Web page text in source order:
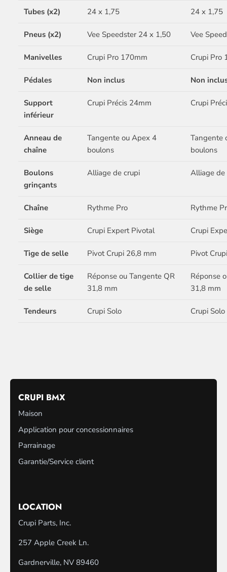
Tubes (x2) 24 x 1,75 24 x 1,75
Pneus (x2) Vee Speedster 24 x 1,50 Vee
Manivelles Crupi Pro 170mm Crupi Pro
Pédales Non inclus Non
Support
inférieur
Crupi Précis 24mm Crupi
Anneau de
chaîne
Tangente ou Apex 4
boulons
Tangente
boulons
Boulons
grinçants
Alliage de crupi Alliage de
Chaîne Rythme Pro Rythme
Siège Crupi Expert Pivotal Crupi
Tige de selle Pivot Crupi 26,8 mm Pivot
Collier de tige
de selle
Réponse ou Tangente QR
31,8 mm
Réponse
31,8 mm
Tendeurs Crupi Solo Crupi Solo
M
M
CRUPI BMX
Maison
Application pour concessionnaires
Parrainage
Garantie/Service client
LOCATION
Crupi Parts, Inc.
257 Apple Creek Ln.
Gardnerville, NV 89460